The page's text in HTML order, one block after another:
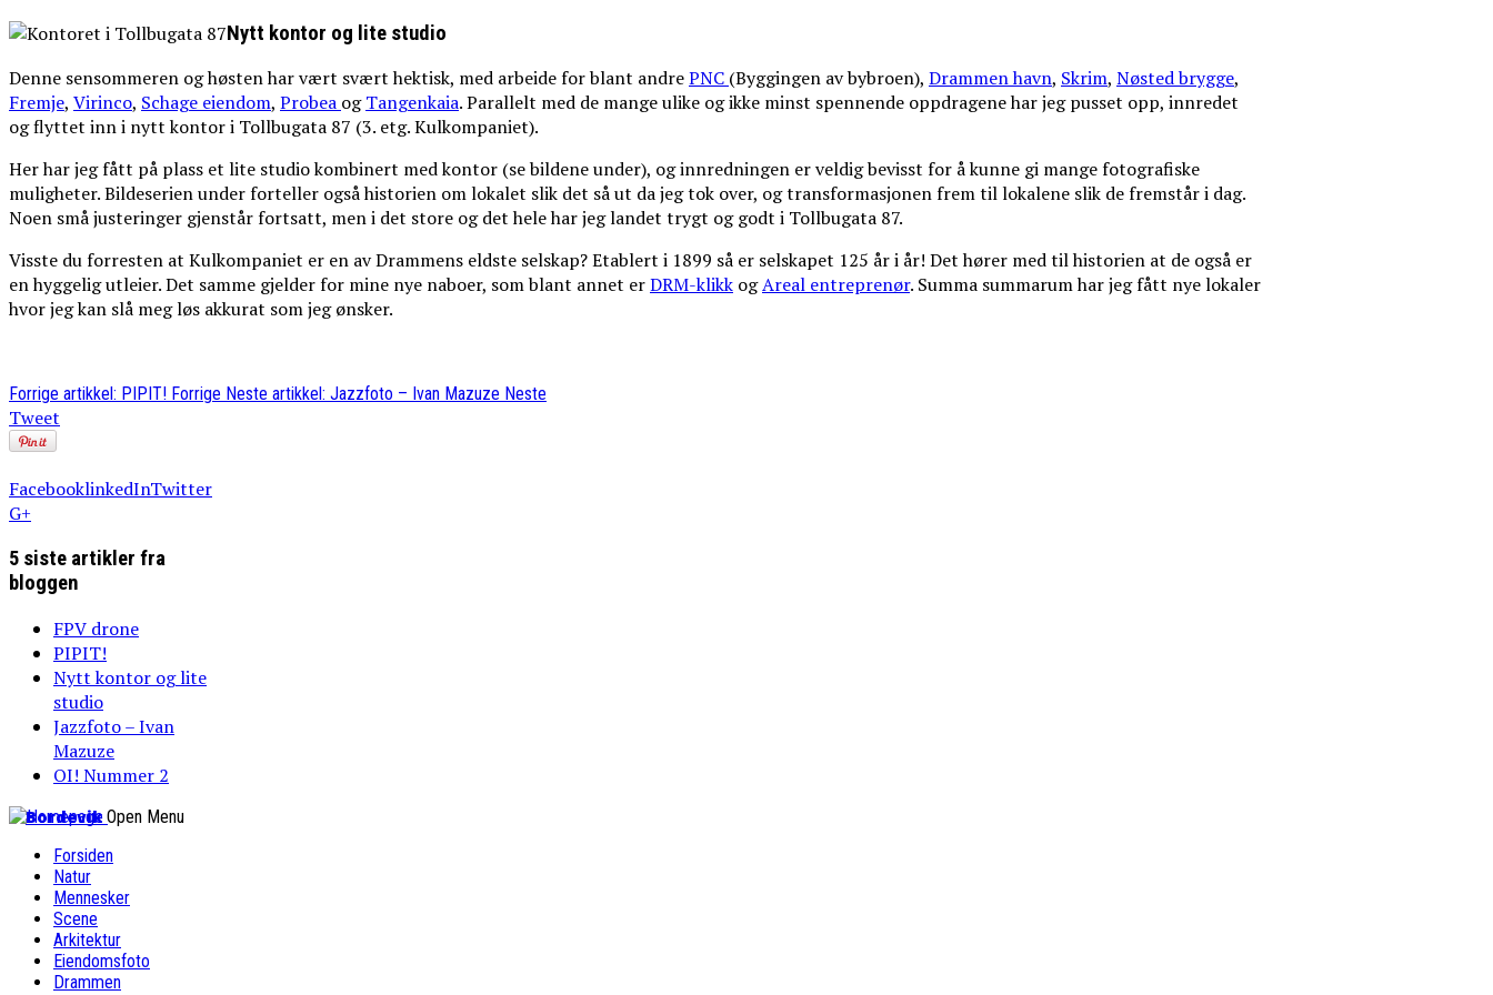
Nytt kontor og lite studio
Denne sensommeren og høsten har vært svært hektisk, med arbeide for blant andrePNC (Byggingen av bybroen), Drammen havn, Skrim, Nøsted brygge,
Fremje, Virinco, Schage eiendom, Probea ogTangenkaia. Parallelt med de mange ulike og ikke minst spennende oppdragene har jeg pusset opp, innredet
og flyttet inn i nytt kontor i Tollbugata 87 (3. etg. Kulkompaniet).
Her har jeg fått på plass et lite studio kombinert med kontor (se bildene under), og innredningen er veldig bevisst for å kunne gi mange fotografiske
muligheter. Bildeserien under forteller også historien om lokalet slik det så ut da jeg tok over, og transformasjonen frem til lokalene slik de fremstår i dag.
Noen små justeringer gjenstår fortsatt, men i det store og det hele har jeg landet trygt og godt i Tollbugata 87.
Visste du forresten at Kulkompaniet er en av Drammens eldste selskap? Etablert i 1899 så er selskapet 125 år i år! Det hører med til historien at de også er
en hyggelig utleier. Det samme gjelder for mine nye naboer, som blant annet erDRM-klikk ogAreal entreprenør. Summa summarum har jeg fått nye lokaler
hvor jeg kan slå meg løs akkurat som jeg ønsker.
Forrige artikkel: PIPIT! Forrige Neste artikkel: Jazzfoto – Ivan Mazuze Neste
Tweet
FacebooklinkedInTwitter
G+
5 siste artikler fra
bloggen
FPV drone
PIPIT!
Nytt kontor og lite
studio
Jazzfoto – Ivan
Mazuze
OI! Nummer 2
Bordevik Open Menu
Forsiden
Natur
Mennesker
Scene
Arkitektur
Eiendomsfoto
Drammen